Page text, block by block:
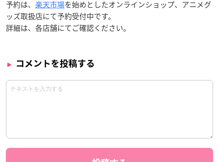
予約は、 楽天市場を始めとしたオンラインショップ、アニメグ
ッズ取扱店にて予約受付中です。
詳細は、各店舗にてご確認ください。
コメントを投稿する